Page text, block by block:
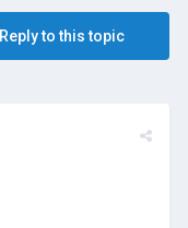
Reply to this topic